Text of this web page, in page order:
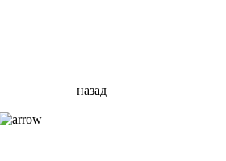
назад